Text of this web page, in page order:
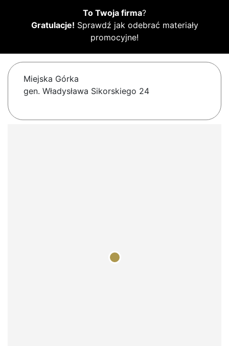
To Twoja firma?
Gratulacje! Sprawdź jak odebrać materiały
promocyjne!
Miejska Górka
gen. Władysława Sikorskiego 24